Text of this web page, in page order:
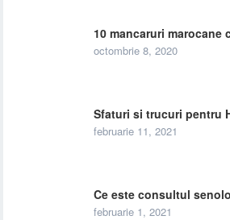
10 mancaruri marocane
octombrie 8, 2020
Sfaturi si trucuri pentru
februarie 11, 2021
Ce este consultul
februarie 1, 2021